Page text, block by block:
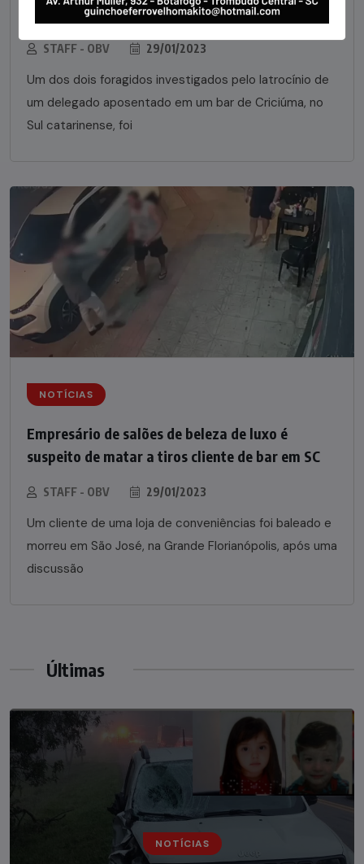
em bar morre em confronto com a polícia em SC
STAFF - OBV 29/01/2023
Um dos dois foragidos investigados pelo latrocínio de
um delegado aposentado em um bar de Criciúma, no
Sul catarinense, foi
NOTÍCIAS
Empresário de salões de beleza de luxo é
suspeito de matar a tiros cliente de bar em SC
STAFF - OBV 29/01/2023
Um cliente de uma loja de conveniências foi baleado e
morreu em São José, na Grande Florianópolis, após uma
discussão
Últimas
NOTÍCIAS